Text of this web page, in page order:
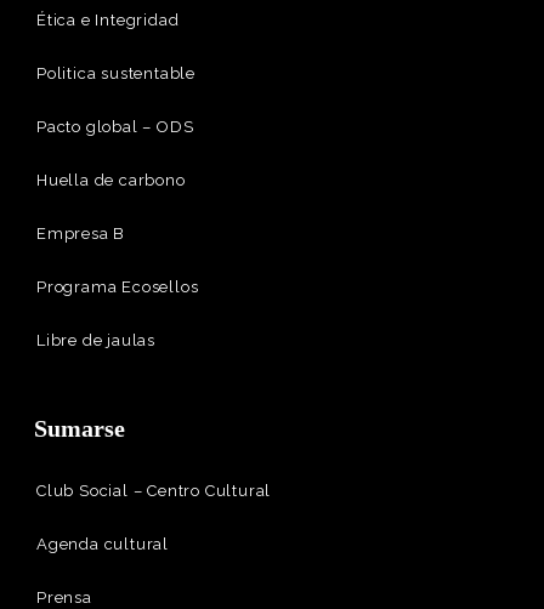
Ética e Integridad
Politica sustentable
Pacto global – ODS
Huella de carbono
Empresa B
Programa Ecosellos
Libre de jaulas
Sumarse
Club Social – Centro Cultural
Agenda cultural
Prensa